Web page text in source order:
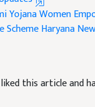
YojanaWomen
SchemeHaryana
this article and